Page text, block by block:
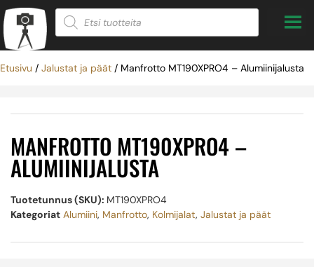
Etusivu / Jalustat ja päät / Manfrotto MT190XPRO4 – Alumiinijalusta
MANFROTTO MT190XPRO4 –
ALUMIINIJALUSTA
Tuotetunnus (SKU): MT190XPRO4
Kategoriat Alumiini, Manfrotto, Kolmijalat, Jalustat ja päät